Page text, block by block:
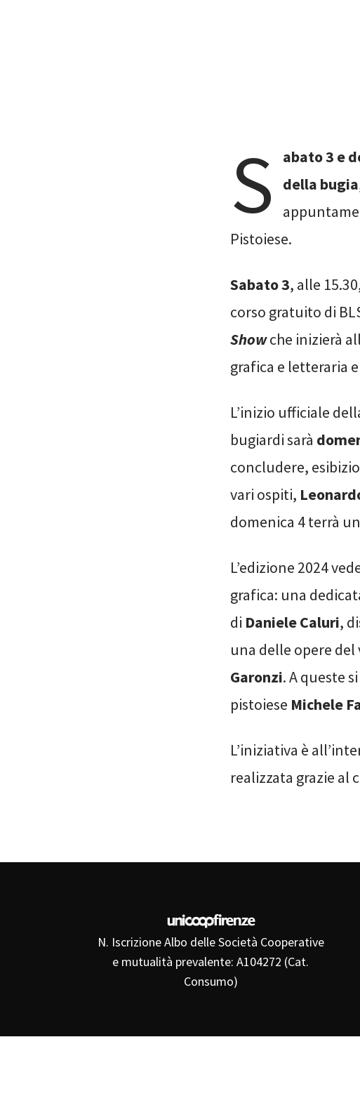
S abato 3 e
della bugia
Pistoiese.
Sabato 3, alle
corso gratuito di
Showche inizierà
grafica e letteraria
L’inizio ufficiale
bugiardi sarà
concludere,
vari ospiti,
domenica 4 terrà
L’edizione 2024
grafica: una
di Daniele Caluri,
una delle opere
Garonzi. A queste
pistoiese Michele
L’iniziativa è
realizzata grazie al
N. Iscrizione Albo delle Società Cooperative
e mutualità prevalente: A104272 (Cat.
Consumo)